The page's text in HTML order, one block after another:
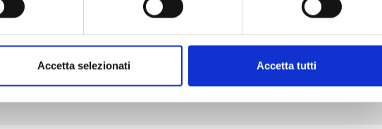
Accetta selezionati Accetta tutti
Mostra tutto